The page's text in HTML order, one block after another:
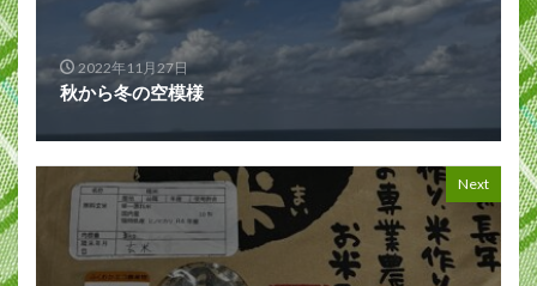
2022年11月27日
秋から冬の空模様
Next